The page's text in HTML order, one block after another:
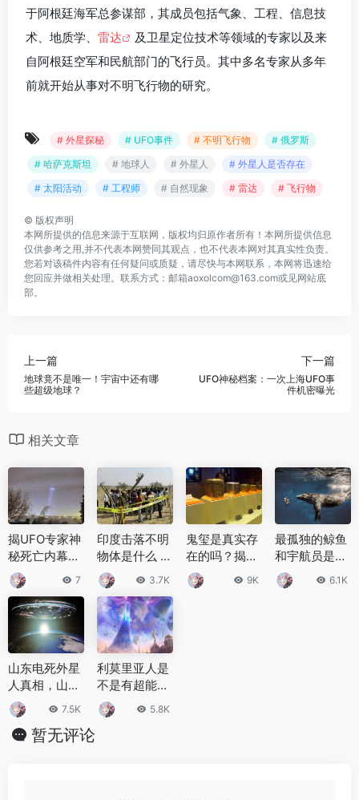
于阿根廷海军总参谋部，其成员包括气象、工程、信息技
术、地质学、 雷达
及卫星定位技术等领域的专家以及来
自阿根廷空军和民航部门的飞行员。其中多名专家从多年
前就开始从事对不明飞行物的研究。
# 外星探秘 # UFO事件 # 不明飞行物
# 俄罗斯
# 哈萨克斯坦
# 地球人 # 外星人
# 外星人是否存在
# 太阳活动
# 工程师 # 自然现象 # 雷达 # 飞行物
© 版权声明
本网所提供的信息来源于互联网，版权均归原作者所有！本网所提供信息
仅供参考之用,并不代表本网赞同其观点，也不代表本网对其真实性负责。
您若对该稿件内容有任何疑问或质疑，请尽快与本网联系，本网将迅速给
您回应并做相关处理。联系方式：邮箱aoxolcom@163.com或见网站底
部。
上一篇
地球竟不是唯一！宇宙中还有哪
些超级地球？
下一篇
UFO神秘档案：一次上海UFO事
件机密曝光
相关文章
揭UFO专家神
秘死亡内幕，
曝十大诡异UF
O事件
7
印度击落不明
物体是什么 探
索者怀疑隐瞒
真相
3.7K
鬼玺是真实存
在的吗？揭秘
盗墓笔记中真
实存在的27件
9K
最孤独的鲸鱼
和宇航员是什
么梗 为何两者
可以相提并论
6.1K
山东电死外星
人真相，山东
一男子声称看
见外星人是真
的吗？
7.5K
利莫里亚人是
不是有超能力
利莫里亚人就
是中国人吗？
5.8K
暂无评论